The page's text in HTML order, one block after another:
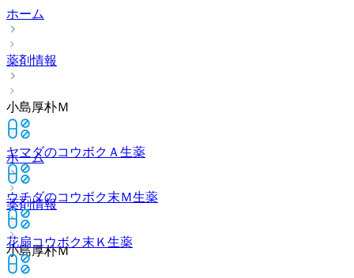
ホーム
薬剤情報
小島厚朴Ｍ
ヤマダのコウボクＡ 生薬
ウチダのコウボク末Ｍ生薬
花扇コウボク末Ｋ 生薬
ホーム
薬剤情報
小島厚朴Ｍ